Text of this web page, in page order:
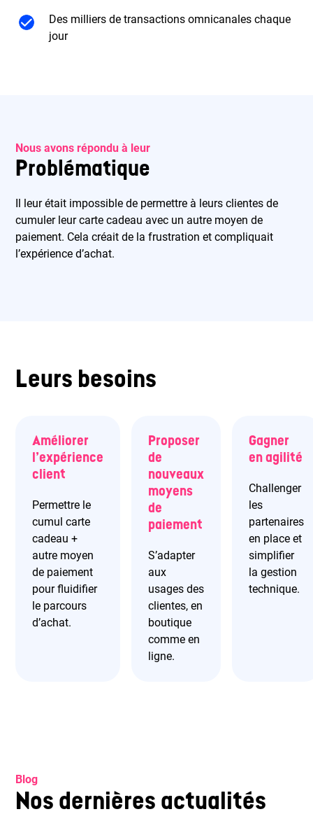
Des milliers de transactions omnicanales chaque
jour
Nous avons répondu à leur
Problématique
Il leur était impossible de permettre à leurs clientes de
cumuler leur carte cadeau avec un autre moyen de
paiement. Cela créait de la frustration et compliquait
l’expérience d’achat.
Leurs besoins
Améliorer
l’expérience
client
Permettre le
cumul carte
cadeau +
autre moyen
de paiement
pour fluidifier
le parcours
d’achat.
Proposer
de
nouveaux
moyens
de
paiement
S’adapter
aux
usages des
clientes, en
boutique
comme en
ligne.
Gagner
en agilité
Challenger
les
partenaires
en place et
simplifier
la gestion
technique.
Blog
Nos dernières actualités